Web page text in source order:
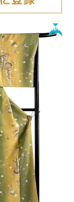
New